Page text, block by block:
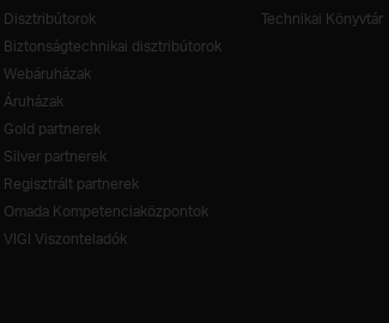
Disztribútorok
Biztonságtechnikai disztribútorok
Webáruházak
Áruházak
Gold partnerek
Silver partnerek
Regisztrált partnerek
Omada Kompetenciaközpontok
VIGI Viszonteladók
Technikai Könyvtár